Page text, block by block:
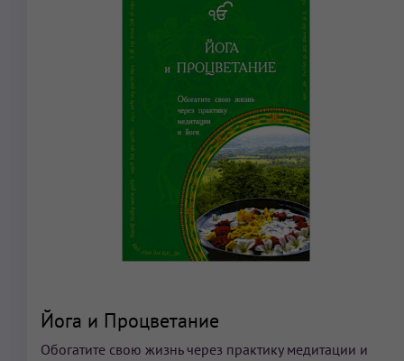
Йога и Процветание
Обогатите свою жизнь через практику медитации и